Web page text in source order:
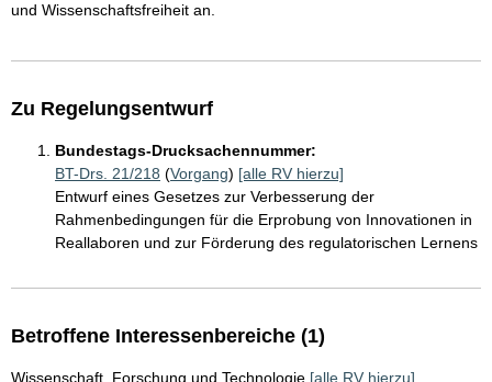
und Wissenschaftsfreiheit an.
Zu Regelungsentwurf
Bundestags-Drucksachennummer:
BT-Drs. 21/218 (Vorgang) [alle RV hierzu]
Entwurf eines Gesetzes zur Verbesserung der
Rahmenbedingungen für die Erprobung von Innovationen in
Reallaboren und zur Förderung des regulatorischen Lernens
Betroffene Interessenbereiche (1)
Wissenschaft, Forschung und Technologie [alle RV hierzu]